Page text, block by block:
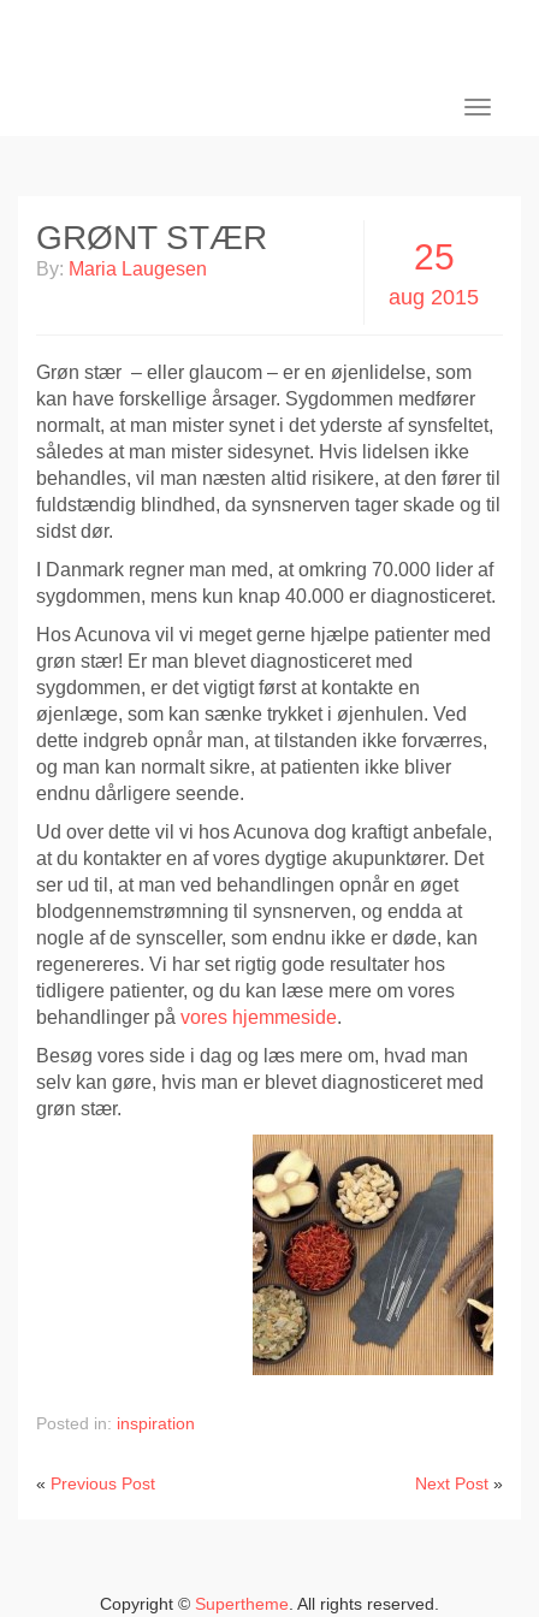
Toggle
25
aug 2015
GRØNT STÆR
By: Maria Laugesen
Grøn stær – eller glaucom – er en øjenlidelse, som
kan have forskellige årsager. Sygdommen medfører
normalt, at man mister synet i det yderste af synsfeltet,
således at man mister sidesynet. Hvis lidelsen ikke
behandles, vil man næsten altid risikere, at den fører til
fuldstændig blindhed, da synsnerven tager skade og til
sidst dør.
I Danmark regner man med, at omkring 70.000 lider af
sygdommen, mens kun knap 40.000 er diagnosticeret.
Hos Acunova vil vi meget gerne hjælpe patienter med
grøn stær! Er man blevet diagnosticeret med
sygdommen, er det vigtigt først at kontakte en
øjenlæge, som kan sænke trykket i øjenhulen. Ved
dette indgreb opnår man, at tilstanden ikke forværres,
og man kan normalt sikre, at patienten ikke bliver
endnu dårligere seende.
Ud over dette vil vi hos Acunova dog kraftigt anbefale,
at du kontakter en af vores dygtige akupunktører. Det
ser ud til, at man ved behandlingen opnår en øget
blodgennemstrømning til synsnerven, og endda at
nogle af de synsceller, som endnu ikke er døde, kan
regenereres. Vi har set rigtig gode resultater hos
tidligere patienter, og du kan læse mere om vores
behandlinger på vores hjemmeside.
Besøg vores side i dag og læs mere om, hvad man
selv kan gøre, hvis man er blevet diagnosticeret med
grøn stær.
Posted in: inspiration
« Previous Post Next Post »
Copyright © Supertheme . All rights reserved.